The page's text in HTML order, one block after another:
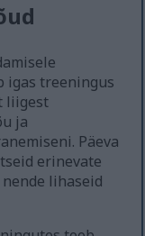
igas treeningus
liigest
ja
Päeva
erinevate
lihaseid